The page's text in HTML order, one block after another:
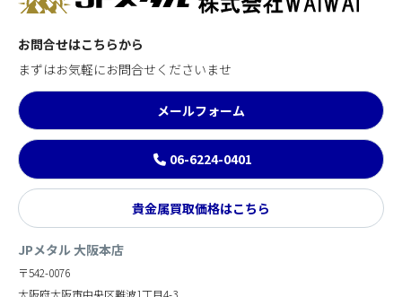
お問合せはこちらから
まずはお気軽にお問合せくださいませ
メールフォーム
06-6224-0401
貴金属買取価格はこちら
JPメタル 大阪本店
〒542-0076
大阪府大阪市中央区難波1丁目4-3